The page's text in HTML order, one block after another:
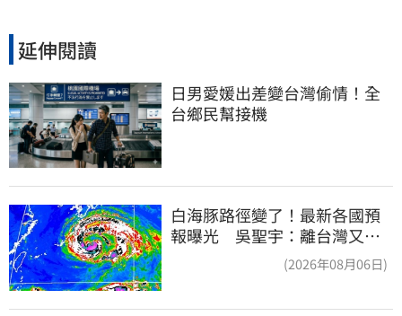
延伸閱讀
日男愛媛出差變台灣偷情！全
台鄉民幫接機
白海豚路徑變了！最新各國預
報曝光 吳聖宇：離台灣又更
(2026年08月06日)